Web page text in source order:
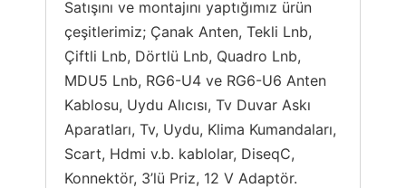
Satışını ve montajını yaptığımız ürün
çeşitlerimiz; Çanak Anten, Tekli Lnb,
Çiftli Lnb, Dörtlü Lnb, Quadro Lnb,
MDU5 Lnb, RG6-U4 ve RG6-U6 Anten
Kablosu, Uydu Alıcısı, Tv Duvar Askı
Aparatları, Tv, Uydu, Klima Kumandaları,
Scart, Hdmi v.b. kablolar, DiseqC,
Konnektör, 3’lü Priz, 12 V Adaptör.